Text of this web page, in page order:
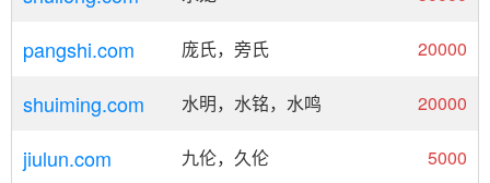
pangshi.com 庞氏，旁氏 20000
shuiming.com 水明，水铭，水鸣 20000
jiulun.com 九伦，久伦 5000